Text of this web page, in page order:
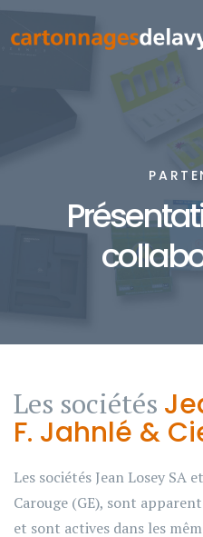
Les sociétés
F. Jahnlé &
Les sociétés Jean Losey SA
Carouge (GE), sont
et sont actives dans les